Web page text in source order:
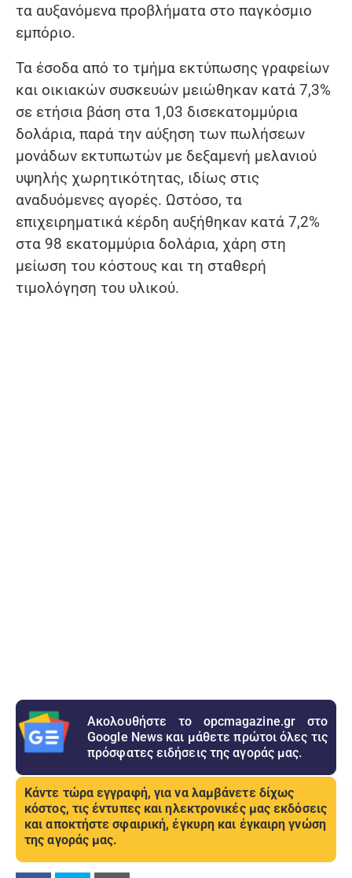
τα αυξανόμενα προβλήματα στο παγκόσμιο
εμπόριο.
Τα έσοδα από το τμήμα εκτύπωσης γραφείων
και οικιακών συσκευών μειώθηκαν κατά 7,3%
σε ετήσια βάση στα 1,03 δισεκατομμύρια
δολάρια, παρά την αύξηση των πωλήσεων
μονάδων εκτυπωτών με δεξαμενή μελανιού
υψηλής χωρητικότητας, ιδίως στις
αναδυόμενες αγορές. Ωστόσο, τα
επιχειρηματικά κέρδη αυξήθηκαν κατά 7,2%
στα 98 εκατομμύρια δολάρια, χάρη στη
μείωση του κόστους και τη σταθερή
τιμολόγηση του υλικού.
Ακολουθήστε το opcmagazine.gr στο
Google News και μάθετε πρώτοι όλες τις
πρόσφατες ειδήσεις της αγοράς μας.
Κάντε τώρα εγγραφή, για να λαμβάνετε δίχως
κόστος, τις έντυπες και ηλεκτρονικές μας εκδόσεις
και αποκτήστε σφαιρική, έγκυρη και έγκαιρη γνώση
της αγοράς μας.